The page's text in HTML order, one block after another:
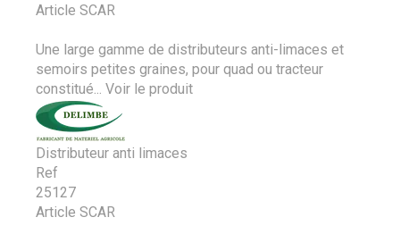
Article SCAR
Une large gamme de distributeurs anti-limaces et
semoirs petites graines, pour quad ou tracteur
constitué...
Voir le produit
Distributeur anti limaces
Ref
25127
Article SCAR